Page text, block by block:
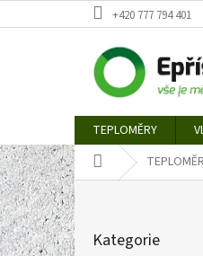
na
+420 777 794 401
TEPLOMĚRY
Domů
P
o
s
t
kategorie
Kategorie